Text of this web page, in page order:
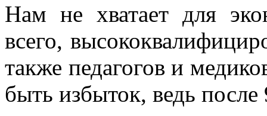
Нам не хватает для
всего,
также педагогов и
быть избыток, ведь